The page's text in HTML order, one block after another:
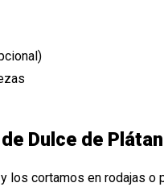
Dulce de
los cortamos en rodajas o